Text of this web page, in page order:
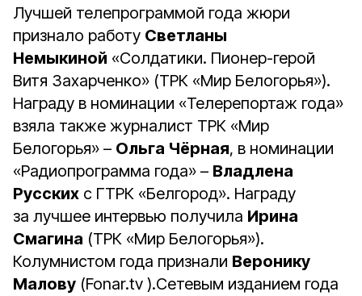
Лучшей телепрограммой года жюри
признало работу Светланы
Немыкиной «Солдатики. Пионер-герой
Витя Захарченко» (ТРК «Мир Белогорья»).
Награду в номинации «Телерепортаж года»
взяла также журналист ТРК «Мир
Белогорья» – Ольга Чёрная, в номинации
«Радиопрограмма года» – Владлена
Русских с ГТРК «Белгород». Награду
за лучшее интервью получила Ирина
Смагина (ТРК «Мир Белогорья»).
Колумнистом года признали Веронику
Малову (Fonar.tv ).Сетевым изданием года